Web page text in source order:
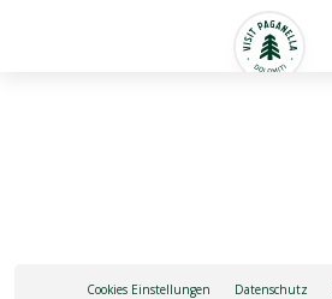
Cookies Einstellungen Datenschutz